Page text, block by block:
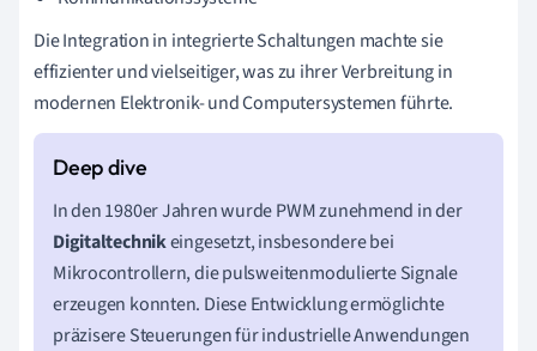
Die Integration in integrierte Schaltungen machte sie
effizienter und vielseitiger, was zu ihrer Verbreitung in
modernen Elektronik- und Computersystemen führte.
In den 1980er Jahren wurde PWM zunehmend in der
Digitaltechnikeingesetzt, insbesondere bei
Mikrocontrollern, die pulsweitenmodulierte Signale
erzeugen konnten. Diese Entwicklung ermöglichte
präzisere Steuerungen für industrielle Anwendungen